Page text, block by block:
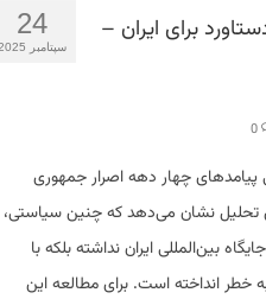
24
سپتامبر 2025
برای ایران –
0
چهار دهه اصرار جمهوری
تحلیل نشان می‌دهد که چنین سیاستی،
بین‌المللی ایران نداشته بلکه با
خطر انداخته است. برای مطالعه این